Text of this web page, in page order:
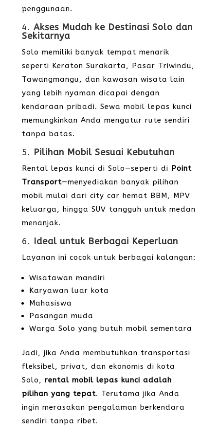
penggunaan.
4. Akses Mudah ke Destinasi Solo dan
Sekitarnya
Solo memiliki banyak tempat menarik
seperti Keraton Surakarta, Pasar Triwindu,
Tawangmangu, dan kawasan wisata lain
yang lebih nyaman dicapai dengan
kendaraan pribadi. Sewa mobil lepas kunci
memungkinkan Anda mengatur rute sendiri
tanpa batas.
5. Pilihan Mobil Sesuai Kebutuhan
Rental lepas kunci di Solo—seperti di Point
Transport—menyediakan banyak pilihan
mobil mulai dari city car hemat BBM, MPV
keluarga, hingga SUV tangguh untuk medan
menanjak.
6. Ideal untuk Berbagai Keperluan
Layanan ini cocok untuk berbagai kalangan:
Wisatawan mandiri
Karyawan luar kota
Mahasiswa
Pasangan muda
Warga Solo yang butuh mobil sementara
Jadi, jika Anda membutuhkan transportasi
fleksibel, privat, dan ekonomis di kota
Solo, rental mobil lepas kunci adalah
pilihan yang tepat. Terutama jika Anda
ingin merasakan pengalaman berkendara
sendiri tanpa ribet.